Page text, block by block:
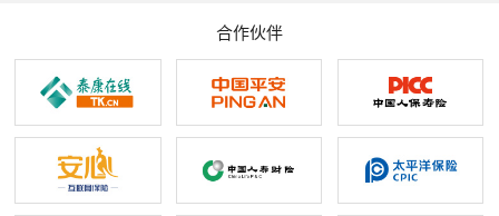
合作伙伴